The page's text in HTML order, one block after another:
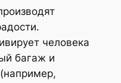
человека
багаж и